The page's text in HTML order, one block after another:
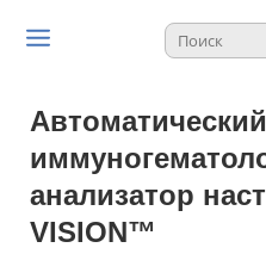
Автоматический
анализатор
VISION™